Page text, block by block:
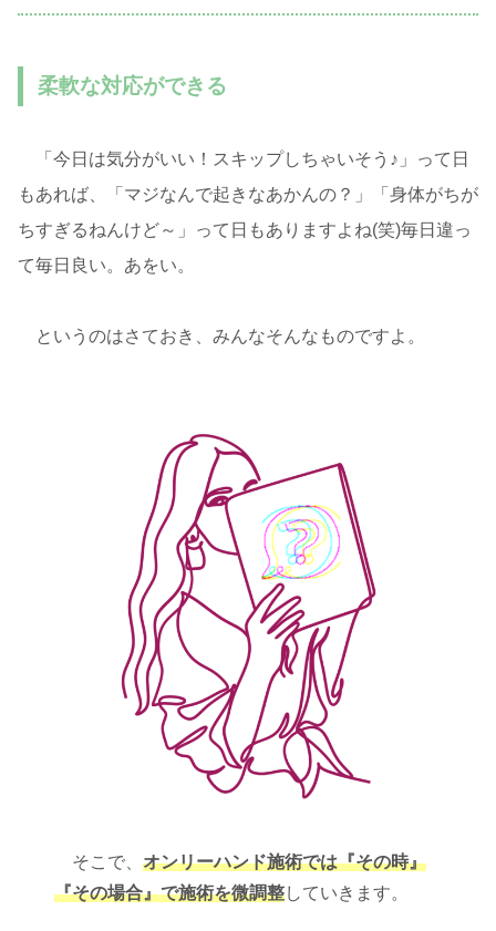
柔軟な対応ができる
「今日は気分がいい！スキップしちゃいそう♪」って日
もあれば、「マジなんで起きなあかんの？」「身体がちが
ちすぎるねんけど～」って日もありますよね(笑)毎日違っ
て毎日良い。あをい。
というのはさておき、みんなそんなものですよ。
そこで、オンリーハンド施術では『その時』
『その場合』で施術を微調整していきます。